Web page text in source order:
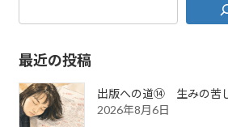
最近の投稿
出版への道⑭ 生みの苦
2026年8月6日